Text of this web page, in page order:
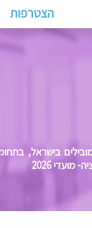
הצטרפות
בישראל, בתחומי
מועדי 2026